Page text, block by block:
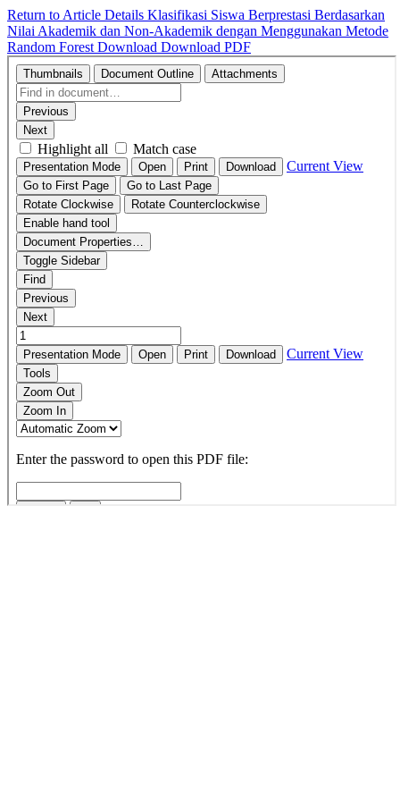
Return to Article Details Klasifikasi Siswa Berprestasi Berdasarkan
Nilai Akademik dan Non-Akademik dengan Menggunakan Metode
Random Forest Download Download PDF